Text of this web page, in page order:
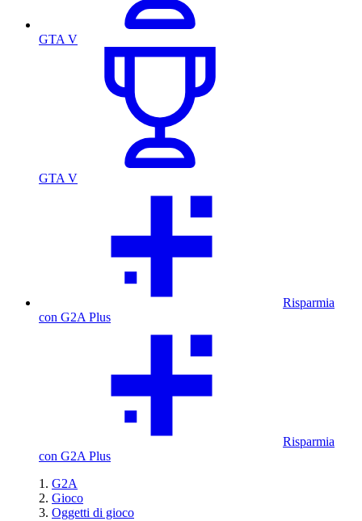
GTA V
GTA V
Risparmia
con G2A Plus
Risparmia
con G2A Plus
G2A
Gioco
Oggetti di gioco